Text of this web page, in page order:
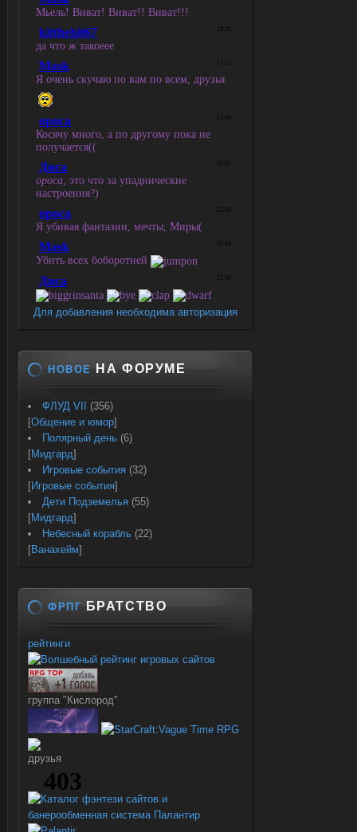
Для добавления необходима авторизация
НОВОЕ НА ФОРУМЕ
ФЛУД VII
(356)
[Общение и юмор]
Полярный день (6)
[Мидгард]
Игровые события (32)
[Игровые события]
Дети Подземелья (55)
[Мидгард]
Небесный корабль (22)
[Ванахейм]
ФРПГ БРАТСТВО
рейтинги
группа "Кислород"
друзья